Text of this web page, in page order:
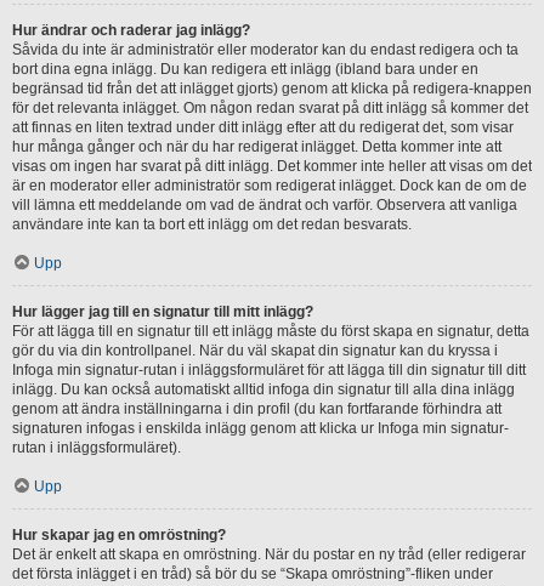
Hur ändrar och raderar jag inlägg?
Såvida du inte är administratör eller moderator kan du endast redigera och ta
bort dina egna inlägg. Du kan redigera ett inlägg (ibland bara under en
begränsad tid från det att inlägget gjorts) genom att klicka på redigera-knappen
för det relevanta inlägget. Om någon redan svarat på ditt inlägg så kommer det
att finnas en liten textrad under ditt inlägg efter att du redigerat det, som visar
hur många gånger och när du har redigerat inlägget. Detta kommer inte att
visas om ingen har svarat på ditt inlägg. Det kommer inte heller att visas om det
är en moderator eller administratör som redigerat inlägget. Dock kan de om de
vill lämna ett meddelande om vad de ändrat och varför. Observera att vanliga
användare inte kan ta bort ett inlägg om det redan besvarats.
Upp
Hur lägger jag till en signatur till mitt inlägg?
För att lägga till en signatur till ett inlägg måste du först skapa en signatur, detta
gör du via din kontrollpanel. När du väl skapat din signatur kan du kryssa i
Infoga min signatur-rutan i inläggsformuläret för att lägga till din signatur till ditt
inlägg. Du kan också automatiskt alltid infoga din signatur till alla dina inlägg
genom att ändra inställningarna i din profil (du kan fortfarande förhindra att
signaturen infogas i enskilda inlägg genom att klicka ur Infoga min signatur-
rutan i inläggsformuläret).
Upp
Hur skapar jag en omröstning?
Det är enkelt att skapa en omröstning. När du postar en ny tråd (eller redigerar
det första inlägget i en tråd) så bör du se “Skapa omröstning”-fliken under